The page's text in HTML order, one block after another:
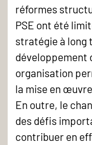
réformes
PSE ont été
stratégie à long
développement
organisation
la mise en œuvre
En outre, le
des défis
contribuer en